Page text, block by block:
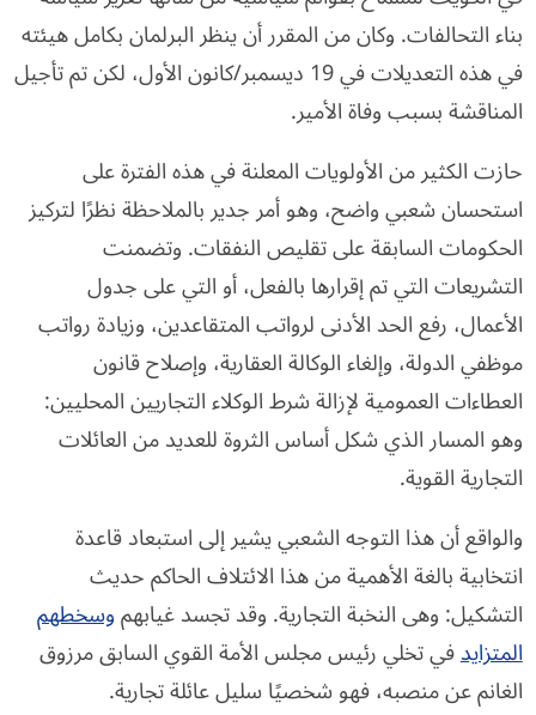
بناء التحالفات. وكان من المقرر أن ينظر البرلمان بكامل هيئته
في هذه التعديلات في 19 ديسمبر/كانون الأول، لكن تم تأجيل
المناقشة بسبب وفاة الأمير.
حازت الكثير من الأولويات المعلنة في هذه الفترة على
استحسان شعبي واضح، وهو أمر جدير بالملاحظة نظرًا لتركيز
الحكومات السابقة على تقليص النفقات. وتضمنت
التشريعات التي تم إقرارها بالفعل، أو التي على جدول
الأعمال، رفع الحد الأدنى لرواتب المتقاعدين، وزيادة رواتب
موظفي الدولة، وإلغاء الوكالة العقارية، وإصلاح قانون
العطاءات العمومية لإزالة شرط الوكلاء التجاريين المحليين:
وهو المسار الذي شكل أساس الثروة للعديد من العائلات
التجارية القوية.
والواقع أن هذا التوجه الشعبي يشير إلى استبعاد قاعدة
انتخابية بالغة الأهمية من هذا الائتلاف الحاكم حديث
التشكيل: وهى النخبة التجارية. وقد تجسد غيابهموسخطهم
المتزايدفي تخلي رئيس مجلس الأمة القوي السابق مرزوق
الغانم عن منصبه، فهو شخصيًا سليل عائلة تجارية.